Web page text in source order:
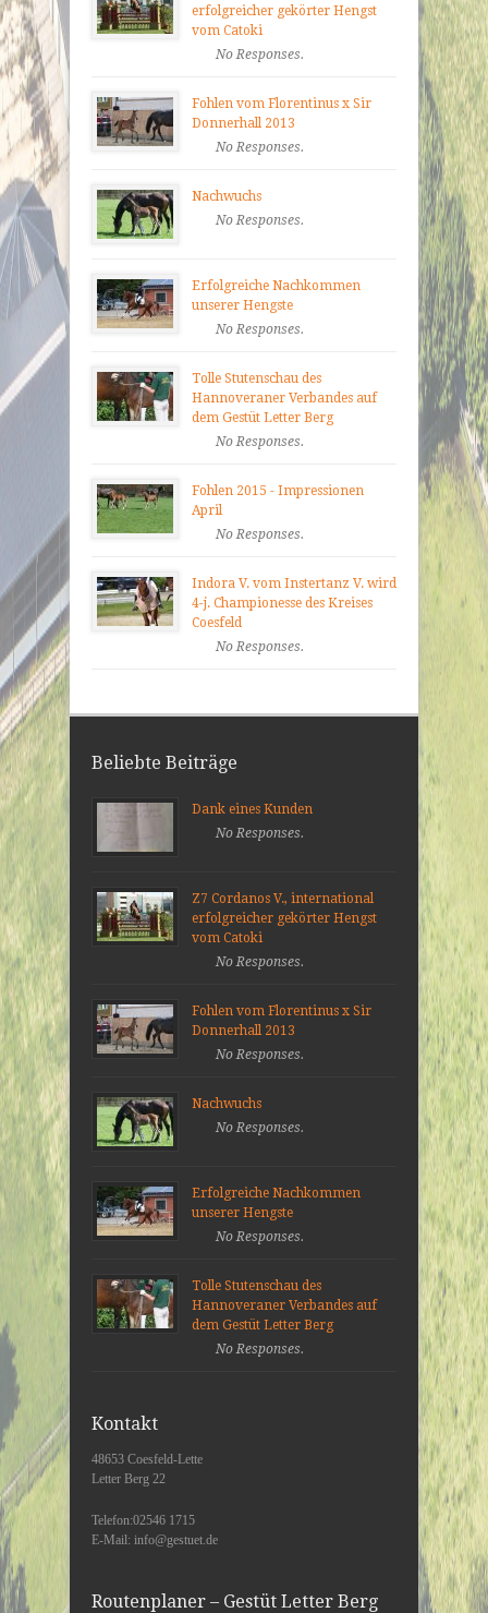
erfolgreicher gekörter Hengst
vom Catoki
No Responses.
Fohlen vom Florentinus x Sir
Donnerhall 2013
No Responses.
Nachwuchs
No Responses.
Erfolgreiche Nachkommen
unserer Hengste
No Responses.
Tolle Stutenschau des
Hannoveraner Verbandes auf
dem Gestüt Letter Berg
No Responses.
Fohlen 2015 - Impressionen
April
No Responses.
Indora V. vom Instertanz V. wird
4-j. Championesse des Kreises
Coesfeld
No Responses.
Beliebte Beiträge
Dank eines Kunden
No Responses.
Z7 Cordanos V., international
erfolgreicher gekörter Hengst
vom Catoki
No Responses.
Fohlen vom Florentinus x Sir
Donnerhall 2013
No Responses.
Nachwuchs
No Responses.
Erfolgreiche Nachkommen
unserer Hengste
No Responses.
Tolle Stutenschau des
Hannoveraner Verbandes auf
dem Gestüt Letter Berg
No Responses.
Kontakt
48653 Coesfeld-Lette
Letter Berg 22
Telefon:02546 1715
E-Mail: info@gestuet.de
Routenplaner – Gestüt Letter Berg